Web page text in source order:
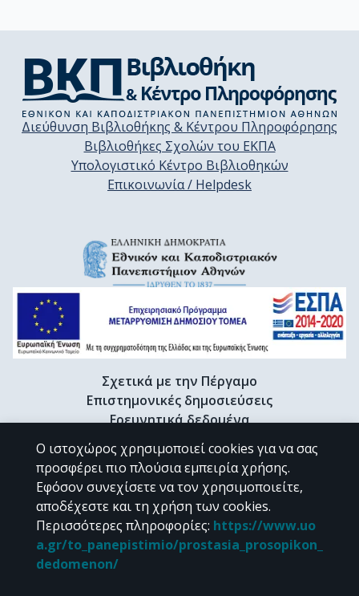
Διεύθυνση Βιβλιοθήκης & Κέντρου Πληροφόρησης
Βιβλιοθήκες Σχολών του ΕΚΠΑ
Υπολογιστικό Κέντρο Βιβλιοθηκών
Επικοινωνία / Helpdesk
Σχετικά με την Πέργαμο
Επιστημονικές δημοσιεύσεις
Ερευνητικά δεδομένα
Διδακτορικές διατριβές & Γκρίζα βιβλιογραφία
Προφίλ Ερευνητή
CC BY-NC 4.0
Εκτός αν αναφέρεται διαφορετικά, το υλικό της "Περγάμου" διατίθεται
Ο ιστοχώρος χρησιμοποιεί cookies για να σας
προσφέρει πιο πλούσια εμπειρία χρήσης.
Εφόσον συνεχίσετε να τον χρησιμοποιείτε,
αποδέχεστε και τη χρήση των cookies.
Περισσότερες πληροφορίες: https://www.uo
a.gr/to_panepistimio/prostasia_prosopikon_
dedomenon/